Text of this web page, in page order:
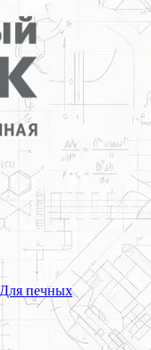
печных